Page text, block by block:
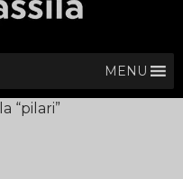
MENU
“pilari”